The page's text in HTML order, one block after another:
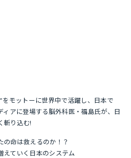
をモットーに世界中で活躍し、日本で
ィアに登場する脳外科医・福島氏が、日
斬り込む!
命は救えるのか！？
ていく日本のシステム